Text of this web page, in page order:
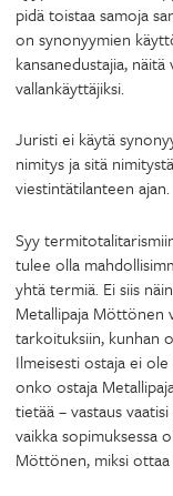
pidä toistaa samoja
on synonyymien
kansanedustajia,
vallankäyttäjiksi.
Juristi ei käytä
nimitys ja sitä
viestintätilanteen ajan.
Syy
tulee olla
yhtä termiä. Ei siis
Metallipaja Möttönen
tarkoituksiin, kunhan
Ilmeisesti ostaja ei
onko ostaja
tietää – vastaus
vaikka sopimuksessa
Möttönen, miksi